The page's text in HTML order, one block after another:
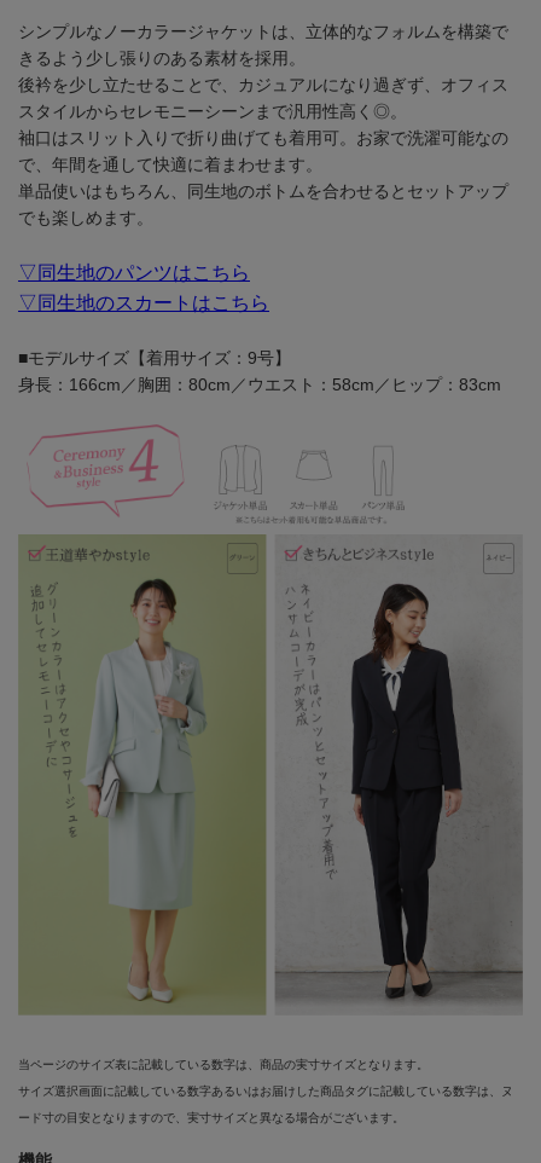
シンプルなノーカラージャケットは、立体的なフォルムを構築で
きるよう少し張りのある素材を採用。
後衿を少し立たせることで、カジュアルになり過ぎず、オフィス
スタイルからセレモニーシーンまで汎用性高く◎。
袖口はスリット入りで折り曲げても着用可。お家で洗濯可能なの
で、年間を通して快適に着まわせます。
単品使いはもちろん、同生地のボトムを合わせるとセットアップ
でも楽しめます。
▽同生地のパンツはこちら
▽同生地のスカートはこちら
■モデルサイズ【着用サイズ：9号】
身長：166cm／胸囲：80cm／ウエスト：58cm／ヒップ：83cm
当ページのサイズ表に記載している数字は、商品の実寸サイズとなります。
サイズ選択画面に記載している数字あるいはお届けした商品タグに記載している数字は、ヌ
ード寸の目安となりますので、実寸サイズと異なる場合がございます。